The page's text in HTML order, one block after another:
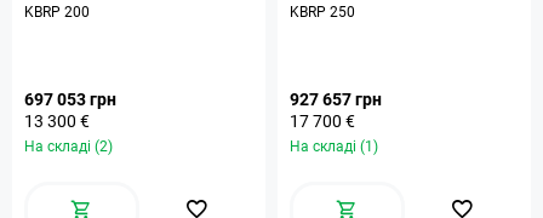
KBRP 200
697 053 грн
13 300 €
На складі (2)
KBRP 250
927 657 грн
17 700 €
На складі (1)